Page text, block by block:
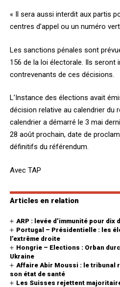
« Il sera aussi interdit aux partis
centres d’appel ou un numéro
Les sanctions pénales sont
156 de la loi électorale. Ils seront
contrevenants de ces décisions.
L’Instance des élections avait
décision relative au calendrier du
calendrier a démarré le 3 mai
28 août prochain, date de
définitifs du référendum.
Avec TAP
Articles en relation
ARP : levée d’immunité pour dix
Portugal – Présidentielle : les
l’extrême droite
Hongrie – Elections : Orban
Ukraine
Affaire Abir Moussi : le tribunal
son état de santé
Les Suisses rejettent